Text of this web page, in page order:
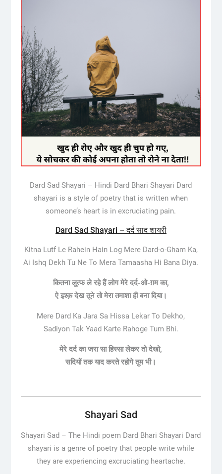
Dard Sad Shayari – Hindi Dard Bhari Shayari Dard
shayari is a style of poetry that is written when
someone’s heart is in excruciating pain.
Dard Sad Shayari – दर्द साद शायरी
Kitna Lutf Le Rahein Hain Log Mere Dard-o-Gham Ka,
Ai Ishq Dekh Tu Ne To Mera Tamaasha Hi Bana Diya.
कितना लुत्फ ले रहे हैं लोग मेरे दर्द-ओ-ग़म का,
ऐ इश्क़ देख तूने तो मेरा तमाशा ही बना दिया।
Mere Dard Ka Jara Sa Hissa Lekar To Dekho,
Sadiyon Tak Yaad Karte Rahoge Tum Bhi.
मेरे दर्द का जरा सा हिस्सा लेकर तो देखो,
सदियों तक याद करते रहोगे तुम भी।
Shayari Sad
Shayari Sad –The Hindi poem Dard Bhari Shayari Dard
shayari is a genre of poetry that people write while
they are experiencing excruciating heartache.